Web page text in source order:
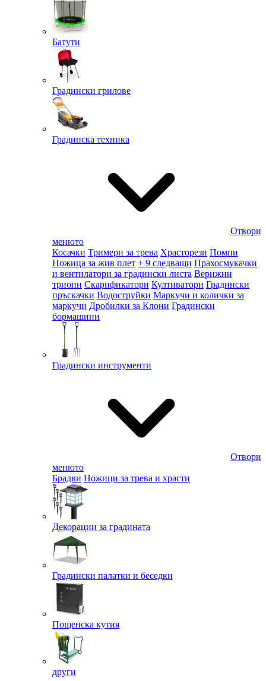
Батути
Градински грилове
Градинска техника
Отвори
менюто
Косачки Тримери за трева Храсторези Помпи
Ножица за жив плет + 9 следващи Прахосмукачки
и вентилатори за градински листа Верижни
триони Скарификатори Култиватори Градински
пръскачки Водоструйки Маркучи и колички за
маркучи Дробилки за Клони Градински
бормашини
Градински инструменти
Отвори
менюто
Брадви Ножици за трева и храсти
Декорации за градината
Градински палатки и беседки
Пощенска кутия
други